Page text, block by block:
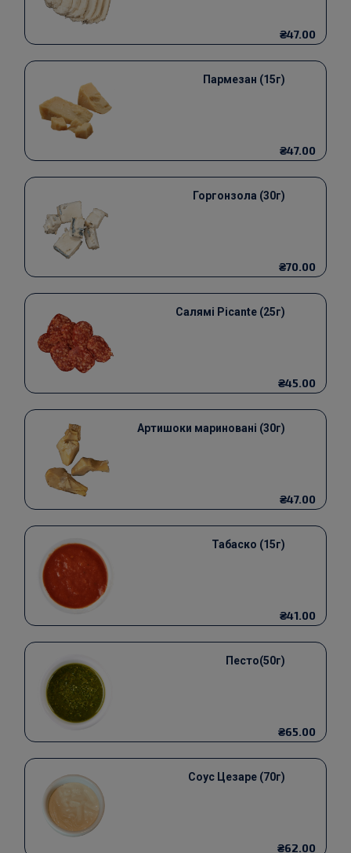
₴47.00
Пармезан (15г)
₴47.00
Горгонзола (30г)
₴70.00
Салямі Picante (25г)
₴45.00
Артишоки мариновані (30г)
₴47.00
Табаско (15г)
₴41.00
Песто(50г)
₴65.00
Соус Цезаре (70г)
₴62.00